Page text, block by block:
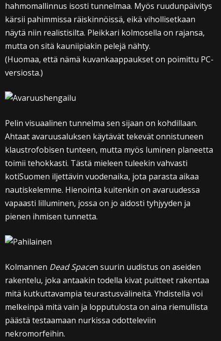
hahmomallinnus isosti tunnelmaa. Myös ruudunpäivitys
kärsii pahimmissa räiskinnöissä, eikä vihollisetkaan
näytä niin realistisilta. Pleikkari kolmosella on rajansa,
mutta on sitä kauniipiakin pelejä nähty.
(Huomaa, että nämä kuvankaappaukset on poimittu PC-
versiosta.)
Pelin visuaalinen tunnelma sen sijaan on kohdillaan.
Ahtaat avaruusaluksen käytävät tekevät onnistuneen
klaustrofobisen tunteen, mutta myös luminen planeetta
toimii tehokkasti. Tästä mieleen tuleekin vahvasti
kotiSuomen iljettävin vuodenaika, jota parasta aikaa
nautiskelemme. Hienointa kuitenkin on avaruudessa
vapaasti lilluminen, jossa on jo aidosti tyhjyyden ja
pienen ihmisen tunnetta.
Kolmannen Dead Spacen suurin uudistus on aseiden
rakentelu, joka antaakin todella kivat puitteet rakentaa
mitä kutkuttavampia teurastusvälineitä. Yhdistellä voi
melkeinpä mitä vain ja lopputulosta on aina riemullista
päästä testaamaan nurkissa odotteleviin
nekromorfeihin.